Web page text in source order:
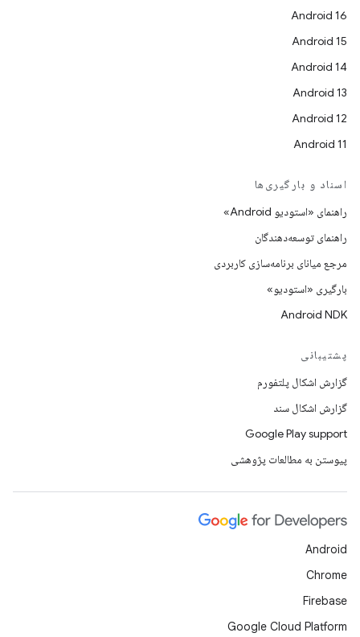
Android 16
Android 15
Android 14
Android 13
Android 12
Android 11
اسناد و بارگیری‌ها
راهنمای «استودیو Android»
راهنمای توسعه‌دهندگان
مرجع میانای برنامه‌سازی کاربردی
بارگیری «استودیو»
Android NDK
پشتیبانی
گزارش اشکال پلتفورم
گزارش اشکال سند
Google Play support
پیوستن به مطالعات پژوهشی
Android
Chrome
Firebase
Google Cloud Platform